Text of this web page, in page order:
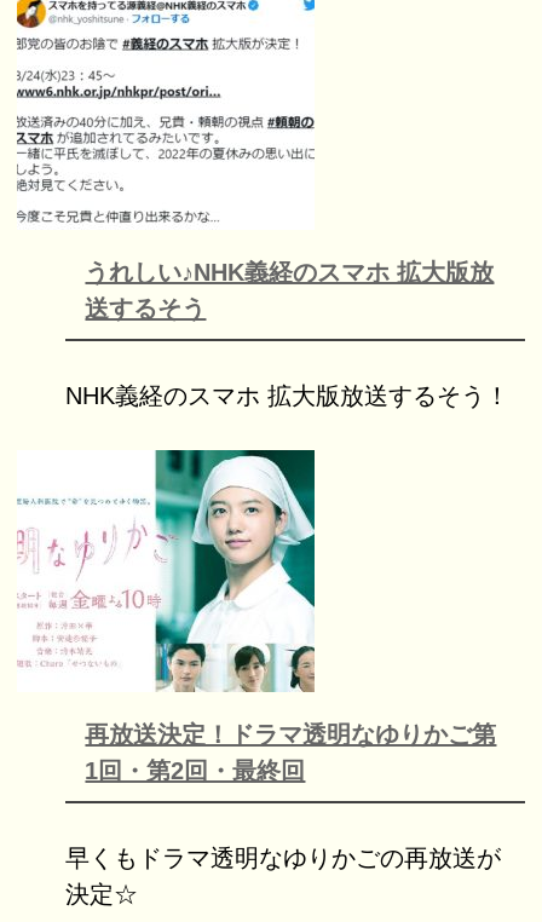
うれしい♪NHK義経のスマホ 拡大版放
送するそう
NHK義経のスマホ 拡大版放送するそう！
再放送決定！ドラマ透明なゆりかご第
1回・第2回・最終回
早くもドラマ透明なゆりかごの再放送が
決定☆